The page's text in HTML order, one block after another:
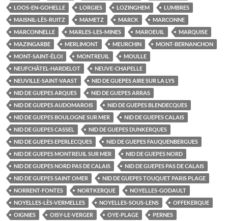
LOOS-EN-GOHELLE
LORGIES LOZINGHEM
LUMBRES
MAISNIL-LÈS-RUITZ
MAMETZ MARCK
MARCONNE
MARCONNELLE
MARLES-LES-MINES MAROEUIL
MARQUISE
MAZINGARBE
MERLIMONT MEURCHIN
MONT-BERNANCHON
MONT-SAINT-ÉLOI
MONTREUIL
MOULLE
NEUFCHÂTEL-HARDELOT
NEUVE-CHAPELLE
NEUVILLE-SAINT-VAAST
NID DE GUEPES AIRE SUR LA LYS
NID DE GUEPES ARQUES
NID DE GUEPES ARRAS
NID DE GUEPES AUDOMAROIS
NID DE GUEPES BLENDECQUES
NID DE GUEPES BOULOGNE SUR MER
NID DE GUEPES CALAIS
NID DE GUEPES CASSEL
NID DE GUEPES DUNKERQUES
NID DE GUEPES EPERLECQUES
NID DE GUEPES FAUQUENBERGUES
NID DE GUEPES MONTREUIL SUR MER
NID DE GUEPES NORD
NID DE GUEPES NORD PAS DE CALAIS
NID DE GUEPES PAS DE CALAIS
NID DE GUEPES SAINT OMER
NID DE GUEPES TOUQUET PARIS PLAGE
NORRENT-FONTES
NORTKERQUE
NOYELLES-GODAULT
NOYELLES-LÈS-VERMELLES
NOYELLES-SOUS-LENS
OFFEKERQUE
OIGNIES
OISY-LE-VERGER OYE-PLAGE
PERNES